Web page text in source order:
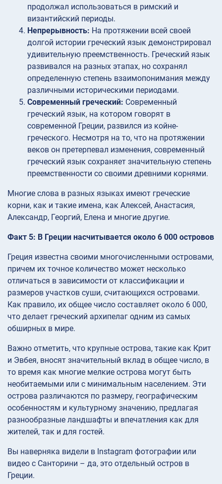
продолжал использоваться в римский и
византийский периоды.
Непрерывность: На протяжении всей своей
долгой истории греческий язык демонстрировал
удивительную преемственность. Греческий язык
развивался на разных этапах, но сохранял
определенную степень взаимопонимания между
различными историческими периодами.
Современный греческий: Современный
греческий язык, на котором говорят в
современной Греции, развился из койне-
греческого. Несмотря на то, что на протяжении
веков он претерпевал изменения, современный
греческий язык сохраняет значительную степень
преемственности со своими древними корнями.
Многие слова в разных языках имеют греческие
корни, как и такие имена, как Алексей, Анастасия,
Александр, Георгий, Елена и многие другие.
Факт 5: В Греции насчитывается около 6 000 островов
Греция известна своими многочисленными островами,
причем их точное количество может несколько
отличаться в зависимости от классификации и
размеров участков суши, считающихся островами.
Как правило, их общее число составляет около 6 000,
что делает греческий архипелаг одним из самых
обширных в мире.
Важно отметить, что крупные острова, такие как Крит
и Эвбея, вносят значительный вклад в общее число, в
то время как многие мелкие острова могут быть
необитаемыми или с минимальным населением. Эти
острова различаются по размеру, географическим
особенностям и культурному значению, предлагая
разнообразные ландшафты и впечатления как для
жителей, так и для гостей.
Вы наверняка видели в Instagram фотографии или
видео с Санторини – да, это отдельный остров в
Греции.